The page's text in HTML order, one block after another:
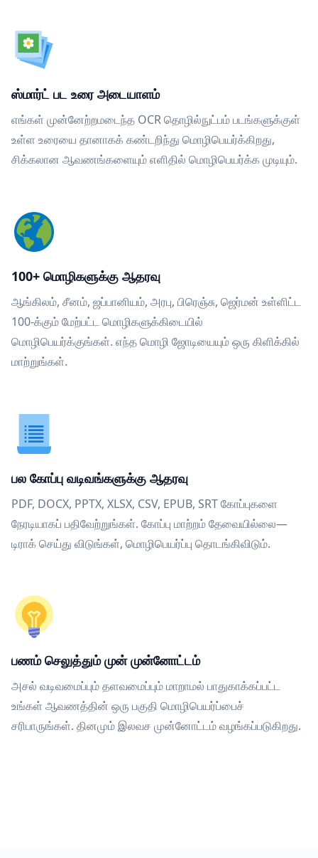
ஸ்மார்ட் பட உரை அடையாளம்
எங்கள் முன்னேற்றமடைந்த OCR தொழில்நுட்பம் படங்களுக்குள்
உள்ள உரையை தானாகக் கண்டறிந்து மொழிபெயர்க்கிறது,
சிக்கலான ஆவணங்களையும் எளிதில் மொழிபெயர்க்க முடியும்.
100+ மொழிகளுக்கு ஆதரவு
ஆங்கிலம், சீனம், ஜப்பானியம், அரபு, பிரெஞ்சு, ஜெர்மன் உள்ளிட்ட
100-க்கும் மேற்பட்ட மொழிகளுக்கிடையில்
மொழிபெயர்க்குங்கள். எந்த மொழி ஜோடியையும் ஒரு கிளிக்கில்
மாற்றுங்கள்.
பல கோப்பு வடிவங்களுக்கு ஆதரவு
PDF, DOCX, PPTX, XLSX, CSV, EPUB, SRT கோப்புகளை
நேரடியாகப் பதிவேற்றுங்கள். கோப்பு மாற்றம் தேவையில்லை—
டிராக் செய்து விடுங்கள், மொழிபெயர்ப்பு தொடங்கிவிடும்.
பணம் செலுத்தும் முன் முன்னோட்டம்
அசல் வடிவமைப்பும் தளவமைப்பும் மாறாமல் பாதுகாக்கப்பட்ட
உங்கள் ஆவணத்தின் ஒரு பகுதி மொழிபெயர்ப்பைச்
சரிபாருங்கள். தினமும் இலவச முன்னோட்டம் வழங்கப்படுகிறது.